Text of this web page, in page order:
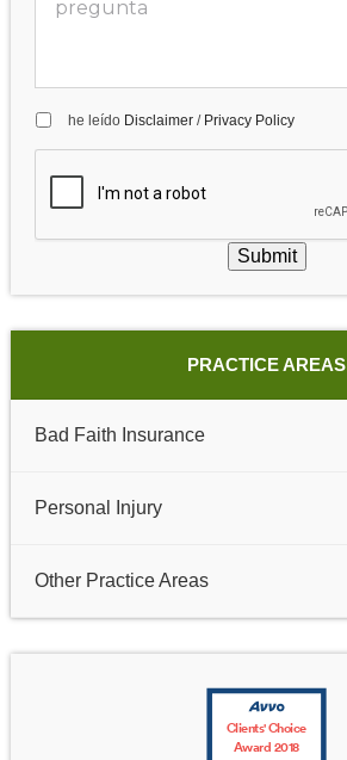
he leído Disclaimer/ Privacy Policy
Submit
PRACTICE AREAS
Bad Faith Insurance
Personal Injury
Other Practice Areas
Clients' Choice
Award 2018